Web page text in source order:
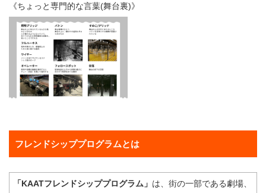
《ちょっと専門的な言葉(舞台裏)》
フレンドシッププログラムとは
「KAATフレンドシッププログラム」 は、街の一部である劇場、